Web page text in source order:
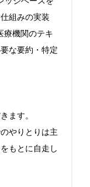
組みの実装
療機関のテキ
な要約・特定
ます。
やりとりは主
もとに自走し